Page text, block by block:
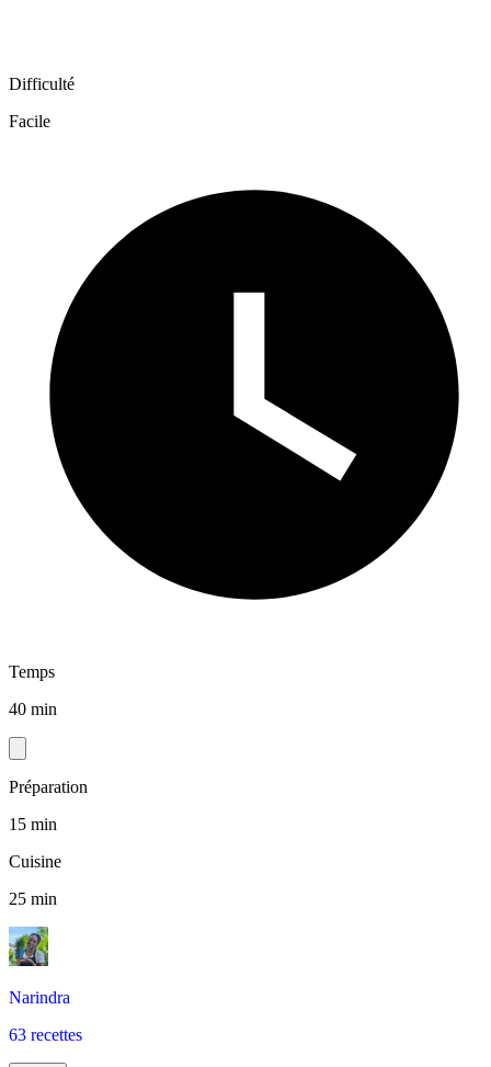
Difficulté
Facile
Temps
40 min
Préparation
15 min
Cuisine
25 min
Narindra
63 recettes